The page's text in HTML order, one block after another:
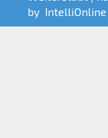
by IntelliOnline